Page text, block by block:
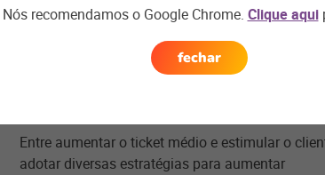
Como as lojas de
Entre aumentar o ticket médio e estimular o
adotar diversas estratégias para aumentar
Nós recomendamos o Google Chrome. Clique aqui
fechar